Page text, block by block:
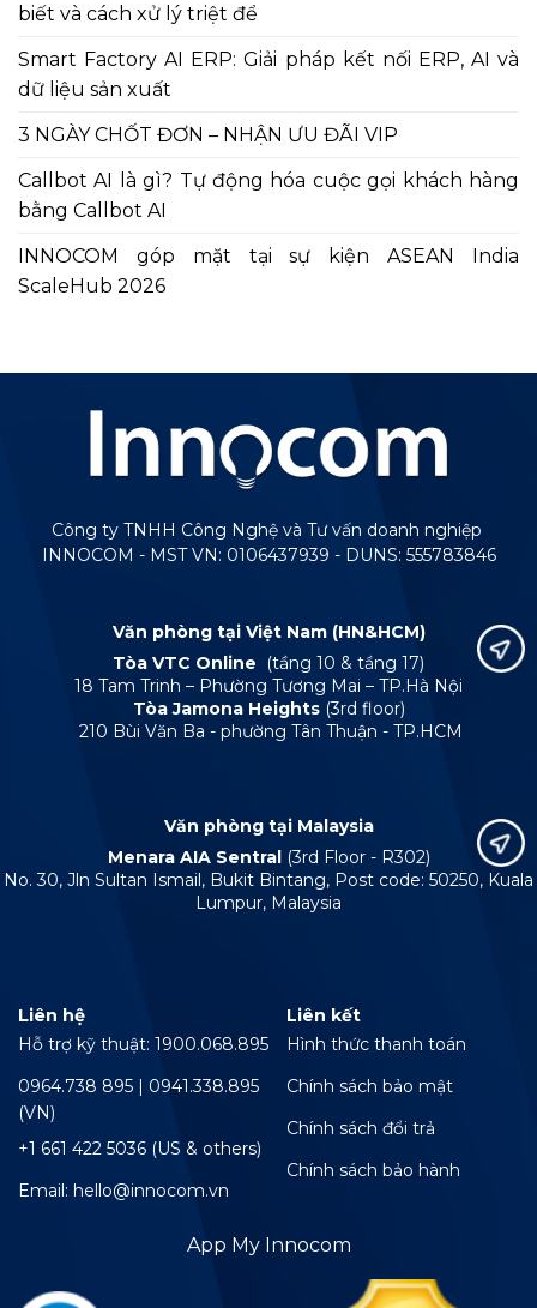
biết và cách xử lý triệt để
Smart Factory AI ERP: Giải pháp kết nối ERP, AI và
dữ liệu sản xuất
3 NGÀY CHỐT ĐƠN – NHẬN ƯU ĐÃI VIP
Callbot AI là gì? Tự động hóa cuộc gọi khách hàng
bằng Callbot AI
INNOCOM góp mặt tại sự kiện ASEAN India
ScaleHub 2026
Công ty TNHH Công Nghệ và Tư vấn doanh nghiệp
INNOCOM - MST VN: 0106437939 - DUNS: 555783846
Văn phòng tại Việt Nam (HN&HCM)
Tòa VTC Online
(tầng 10 & tầng 17)
18 Tam Trinh – Phường Tương Mai – TP.Hà Nội
Tòa Jamona Heights (3rd floor)
210 Bùi Văn Ba - phường Tân Thuận - TP.HCM
Văn phòng tại Malaysia
Menara AIA Sentral (3rd Floor - R302)
No. 30, Jln Sultan Ismail, Bukit Bintang, Post code: 50250, Kuala
Lumpur, Malaysia
Liên hệ
Hỗ trợ kỹ thuật: 1900.068.895
0964.738 895 | 0941.338.895
(VN)
+1 661 422 5036 (US & others)
Email: hello@innocom.vn
Liên kết
Hình thức thanh toán
Chính sách bảo mật
Chính sách đổi trả
Chính sách bảo hành
App My Innocom